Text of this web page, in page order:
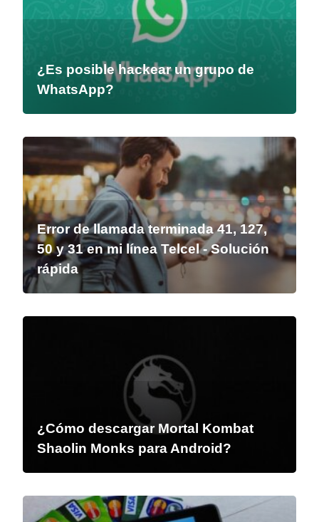
¿Es posible hackear un grupo de
WhatsApp?
Error de llamada terminada 41, 127,
50 y 31 en mi línea Telcel - Solución
rápida
¿Cómo descargar Mortal Kombat
Shaolin Monks para Android?